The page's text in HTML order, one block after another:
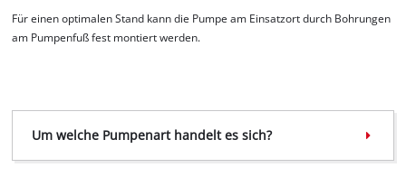
Für einen optimalen Stand kann die Pumpe am Einsatzort durch Bohrungen
am Pumpenfuß fest montiert werden.
Um welche Pumpenart handelt es sich?